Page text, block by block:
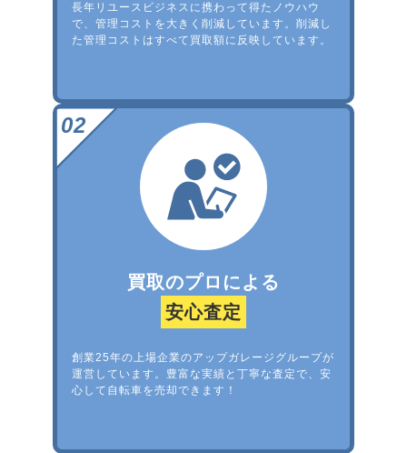
長年リユースビジネスに携わって得たノウハウ
で、管理コストを大きく削減しています。削減し
た管理コストはすべて買取額に反映しています。
買取のプロによる
安心査定
創業25年の上場企業のアップガレージグループが
運営しています。豊富な実績と丁寧な査定で、安
心して自転車を売却できます！